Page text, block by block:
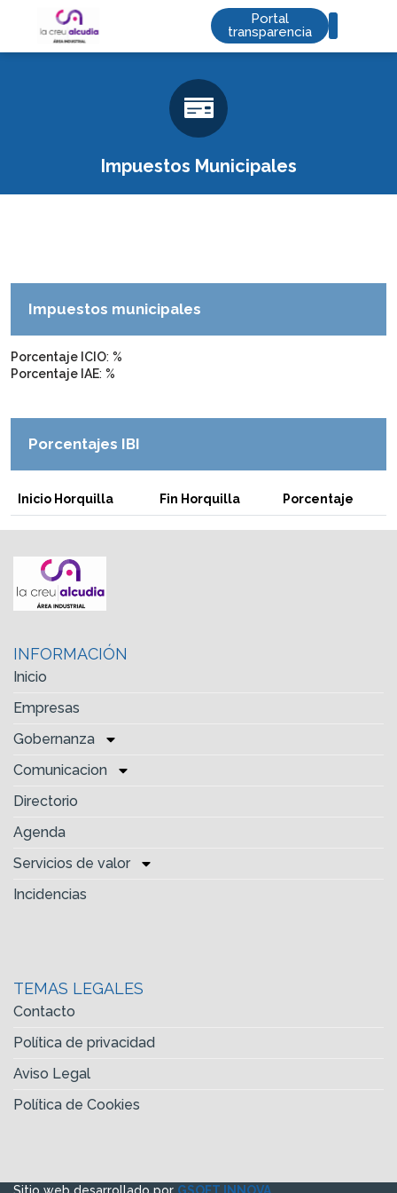
Portal
transparencia
Impuestos Municipales
Impuestos municipales
Porcentaje ICIO: %
Porcentaje IAE: %
Porcentajes IBI
Inicio Horquilla Fin Horquilla Porcentaje
INFORMACIÓN
Inicio
Empresas
Gobernanza
Comunicacion
Directorio
Agenda
Servicios de valor
Incidencias
TEMAS LEGALES
Contacto
Política de privacidad
Aviso Legal
Política de Cookies